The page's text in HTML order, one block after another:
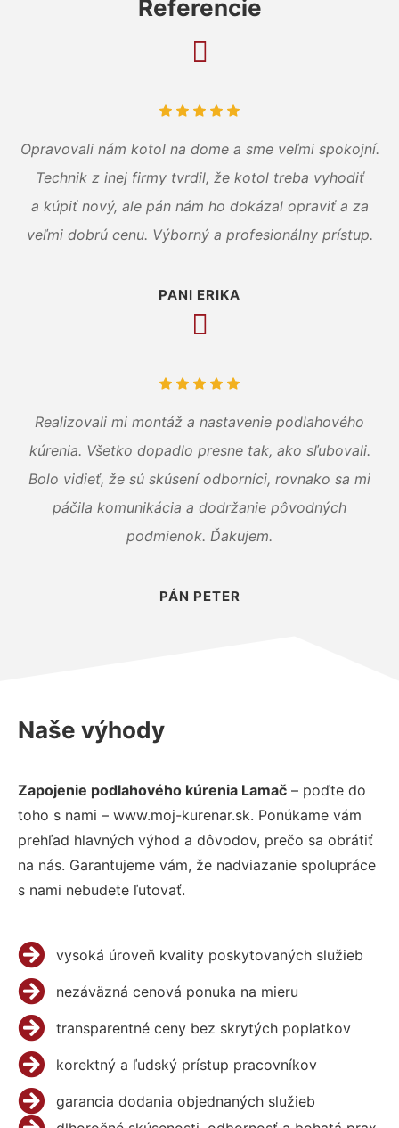
Referencie
Opravovali nám kotol na dome a sme veľmi spokojní.
Technik z inej firmy tvrdil, že kotol treba vyhodiť
a kúpiť nový, ale pán nám ho dokázal opraviť a za
veľmi dobrú cenu. Výborný a profesionálny prístup.
PANI ERIKA
Realizovali mi montáž a nastavenie podlahového
kúrenia. Všetko dopadlo presne tak, ako sľubovali.
Bolo vidieť, že sú skúsení odborníci, rovnako sa mi
páčila komunikácia a dodržanie pôvodných
podmienok. Ďakujem.
PÁN PETER
Naše výhody
Zapojenie podlahového kúrenia Lamač – poďte do
toho s nami – www.moj-kurenar.sk. Ponúkame vám
prehľad hlavných výhod a dôvodov, prečo sa obrátiť
na nás. Garantujeme vám, že nadviazanie spolupráce
s nami nebudete ľutovať.
vysoká úroveň kvality poskytovaných služieb
nezáväzná cenová ponuka na mieru
transparentné ceny bez skrytých poplatkov
korektný a ľudský prístup pracovníkov
garancia dodania objednaných služieb